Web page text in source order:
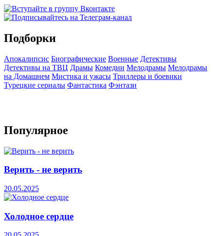
Подборки
Апокалипсис Биографические Военные Детективы
Детективы на ТВЦ Драмы Комедии Мелодрамы Мелодрамы
на Домашнем Мистика и ужасы Триллеры и боевики
Турецкие сериалы Фантастика Фэнтази
Популярное
Верить - не верить
20.05.2025
Холодное сердце